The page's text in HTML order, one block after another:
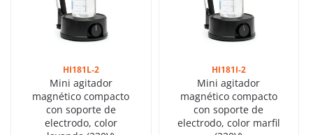
HI181L-2
Mini agitador
magnético compacto
con soporte de
electrodo, color
HI181I-2
Mini agitador
magnético compacto
con soporte de
electrodo, color marfil